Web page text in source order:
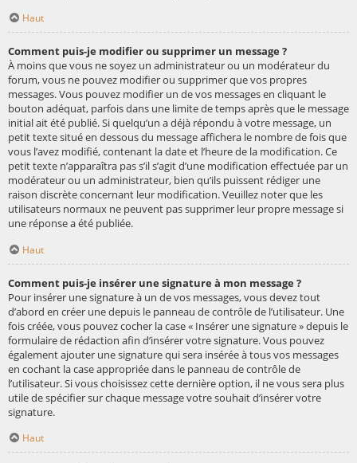
Haut
Comment puis-je modifier ou supprimer un message ?
À moins que vous ne soyez un administrateur ou un modérateur du
forum, vous ne pouvez modifier ou supprimer que vos propres
messages. Vous pouvez modifier un de vos messages en cliquant le
bouton adéquat, parfois dans une limite de temps après que le message
initial ait été publié. Si quelqu’un a déjà répondu à votre message, un
petit texte situé en dessous du message affichera le nombre de fois que
vous l’avez modifié, contenant la date et l’heure de la modification. Ce
petit texte n’apparaîtra pas s’il s’agit d’une modification effectuée par un
modérateur ou un administrateur, bien qu’ils puissent rédiger une
raison discrète concernant leur modification. Veuillez noter que les
utilisateurs normaux ne peuvent pas supprimer leur propre message si
une réponse a été publiée.
Haut
Comment puis-je insérer une signature à mon message ?
Pour insérer une signature à un de vos messages, vous devez tout
d’abord en créer une depuis le panneau de contrôle de l’utilisateur. Une
fois créée, vous pouvez cocher la case « Insérer une signature » depuis le
formulaire de rédaction afin d’insérer votre signature. Vous pouvez
également ajouter une signature qui sera insérée à tous vos messages
en cochant la case appropriée dans le panneau de contrôle de
l’utilisateur. Si vous choisissez cette dernière option, il ne vous sera plus
utile de spécifier sur chaque message votre souhait d’insérer votre
signature.
Haut